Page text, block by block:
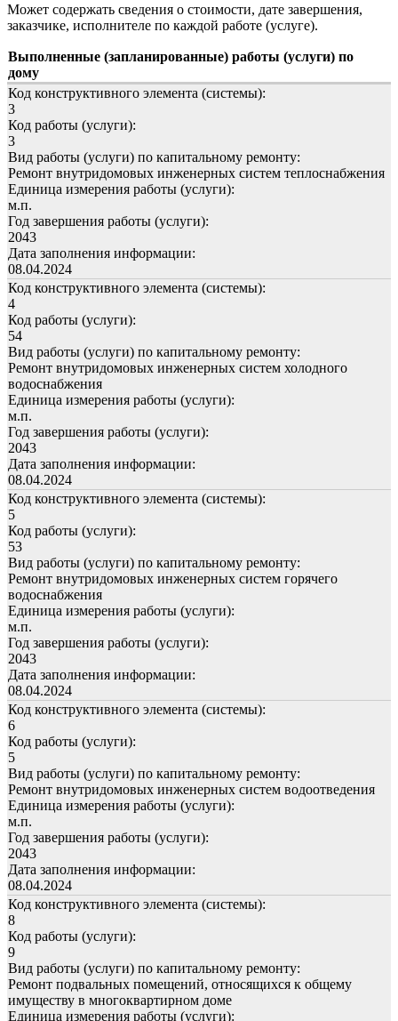
Может содержать сведения о стоимости, дате завершения,
заказчике, исполнителе по каждой работе (услуге).
Выполненные (запланированные) работы (услуги) по
дому
Код конструктивного элемента (системы):
3
Код работы (услуги):
3
Вид работы (услуги) по капитальному ремонту:
Ремонт внутридомовых инженерных систем теплоснабжения
Единица измерения работы (услуги):
м.п.
Год завершения работы (услуги):
2043
Дата заполнения информации:
08.04.2024
Код конструктивного элемента (системы):
4
Код работы (услуги):
54
Вид работы (услуги) по капитальному ремонту:
Ремонт внутридомовых инженерных систем холодного
водоснабжения
Единица измерения работы (услуги):
м.п.
Год завершения работы (услуги):
2043
Дата заполнения информации:
08.04.2024
Код конструктивного элемента (системы):
5
Код работы (услуги):
53
Вид работы (услуги) по капитальному ремонту:
Ремонт внутридомовых инженерных систем горячего
водоснабжения
Единица измерения работы (услуги):
м.п.
Год завершения работы (услуги):
2043
Дата заполнения информации:
08.04.2024
Код конструктивного элемента (системы):
6
Код работы (услуги):
5
Вид работы (услуги) по капитальному ремонту:
Ремонт внутридомовых инженерных систем водоотведения
Единица измерения работы (услуги):
м.п.
Год завершения работы (услуги):
2043
Дата заполнения информации:
08.04.2024
Код конструктивного элемента (системы):
8
Код работы (услуги):
9
Вид работы (услуги) по капитальному ремонту:
Ремонт подвальных помещений, относящихся к общему
имуществу в многоквартирном доме
Единица измерения работы (услуги):